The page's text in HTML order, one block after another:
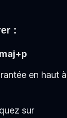
:
en haut à
sur